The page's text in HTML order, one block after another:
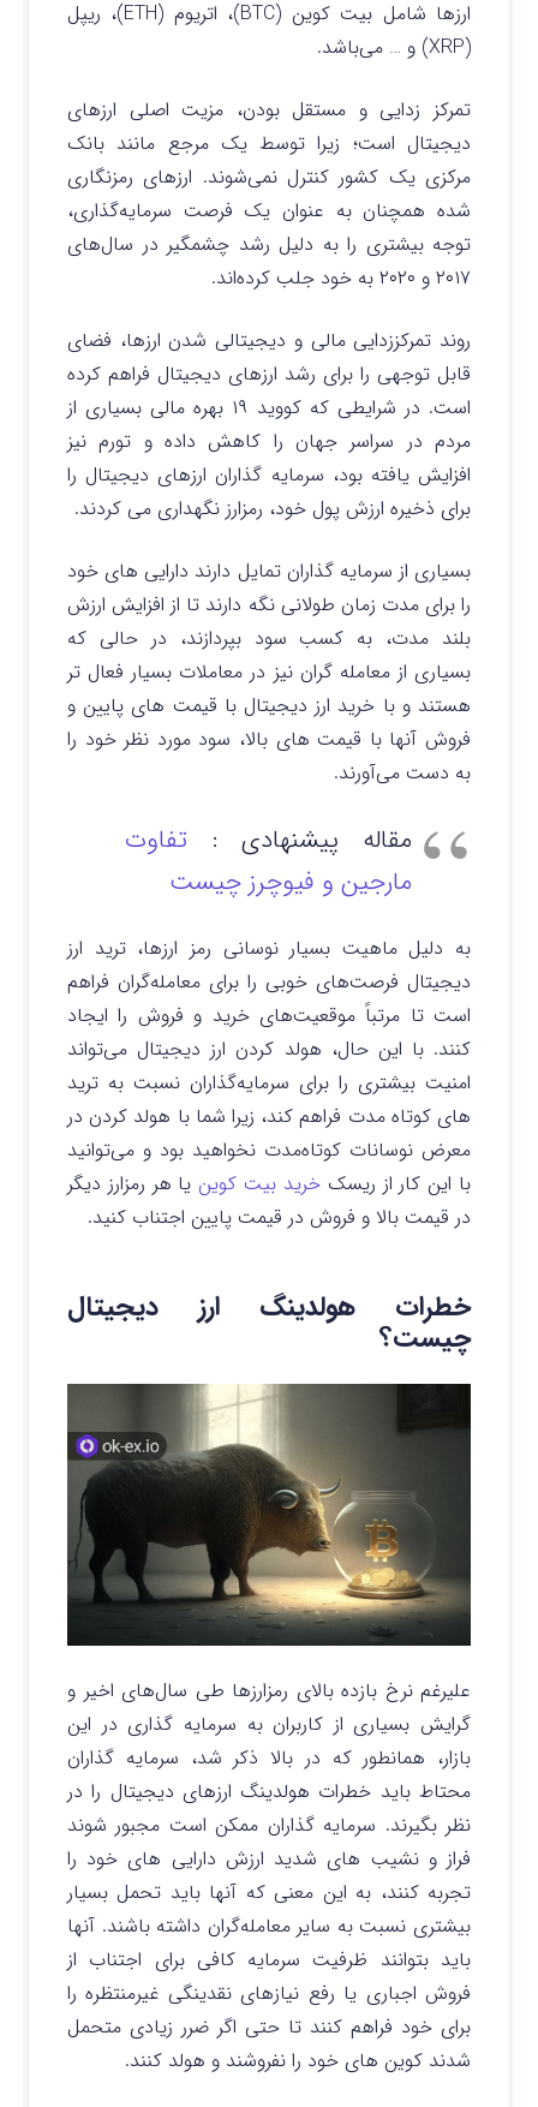
ارزها شامل بیت کوین (BTC)، اتریوم (ETH)، ریپل
(XRP) و … می‌باشد.
تمرکز زدایی و مستقل بودن، مزیت اصلی ارزهای
دیجیتال است؛ زیرا توسط یک مرجع مانند بانک
مرکزی یک کشور کنترل نمی‌شوند. ارزهای رمزنگاری
شده همچنان به عنوان یک فرصت سرمایه‌گذاری،
توجه بیشتری را به دلیل رشد چشمگیر در سال‌های
۲۰۱۷ و ۲۰۲۰ به خود جلب کرده‌اند.
روند تمرکززدایی مالی و دیجیتالی شدن ارزها، فضای
قابل توجهی را برای رشد ارزهای دیجیتال فراهم کرده
است. در شرایطی که کووید ۱۹ بهره مالی بسیاری از
مردم در سراسر جهان را کاهش داده و تورم نیز
افزایش یافته بود، سرمایه گذاران ارزهای دیجیتال را
برای ذخیره ارزش پول خود، رمزارز نگهداری می کردند.
بسیاری از سرمایه گذاران تمایل دارند دارایی های خود
را برای مدت زمان طولانی نگه دارند تا از افزایش ارزش
بلند مدت، به کسب سود بپردازند، در حالی که
بسیاری از معامله گران نیز در معاملات بسیار فعال تر
هستند و با خرید ارز دیجیتال با قیمت های پایین و
فروش آنها با قیمت های بالا، سود مورد نظر خود را
به دست می‌آورند.
مقاله پیشنهادی : تفاوت
مارجین و فیوچرز چیست
به دلیل ماهیت بسیار نوسانی رمز ارزها، ترید ارز
دیجیتال فرصت‌های خوبی را برای معامله‌گران فراهم
است تا مرتباً موقعیت‌های خرید و فروش را ایجاد
کنند. با این حال، هولد کردن ارز دیجیتال می‌تواند
امنیت بیشتری را برای سرمایه‌گذاران نسبت به ترید
های کوتاه مدت فراهم کند، زیرا شما با هولد کردن در
معرض نوسانات کوتاه‌مدت نخواهید بود و می‌توانید
با این کار از ریسکخرید بیت کوین یا هر رمزارز دیگر
در قیمت بالا و فروش در قیمت پایین اجتناب کنید.
خطرات هولدینگ ارز دیجیتال
چیست؟
علیرغم نرخ بازده بالای رمزارزها طی سال‌های اخیر و
گرایش بسیاری از کاربران به سرمایه گذاری در این
بازار، همانطور که در بالا ذکر شد، سرمایه گذاران
محتاط باید خطرات هولدینگ ارزهای دیجیتال را در
نظر بگیرند. سرمایه گذاران ممکن است مجبور شوند
فراز و نشیب های شدید ارزش دارایی های خود را
تجربه کنند، به این معنی که آنها باید تحمل بسیار
بیشتری نسبت به سایر معامله‌گران داشته باشند. آنها
باید بتوانند ظرفیت سرمایه کافی برای اجتناب از
فروش اجباری یا رفع نیازهای نقدینگی غیرمنتظره را
برای خود فراهم کنند تا حتی اگر ضرر زیادی متحمل
شدند کوین های خود را نفروشند و هولد کنند.